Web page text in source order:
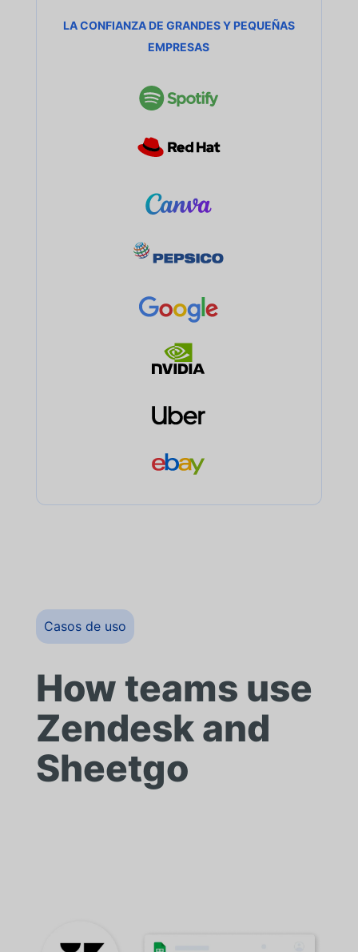
LA CONFIANZA DE GRANDES Y PEQUEÑAS
EMPRESAS
Casos de uso
How teams use
Zendesk and
Sheetgo